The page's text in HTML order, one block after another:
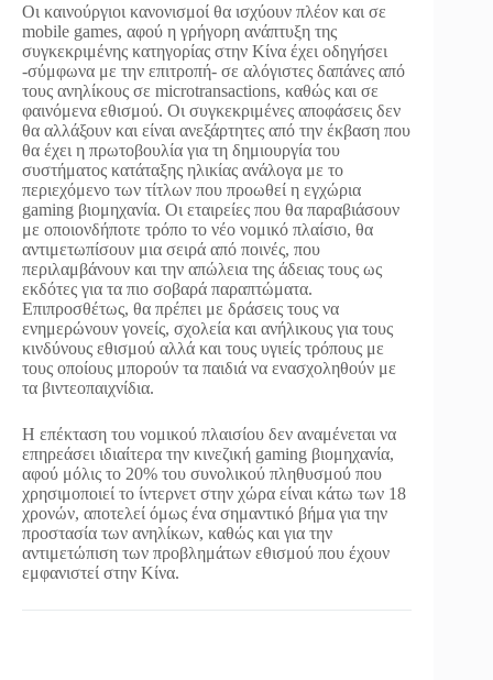
Οι καινούργιοι κανονισμοί θα ισχύουν πλέον και σε
mobile games, αφού η γρήγορη ανάπτυξη της
συγκεκριμένης κατηγορίας στην Κίνα έχει οδηγήσει
-σύμφωνα με την επιτροπή- σε αλόγιστες δαπάνες από
τους ανηλίκους σε microtransactions, καθώς και σε
φαινόμενα εθισμού. Οι συγκεκριμένες αποφάσεις δεν
θα αλλάξουν και είναι ανεξάρτητες από την έκβαση που
θα έχει η πρωτοβουλία για τη δημιουργία του
συστήματος κατάταξης ηλικίας ανάλογα με το
περιεχόμενο των τίτλων που προωθεί η εγχώρια
gaming βιομηχανία. Οι εταιρείες που θα παραβιάσουν
με οποιονδήποτε τρόπο το νέο νομικό πλαίσιο, θα
αντιμετωπίσουν μια σειρά από ποινές, που
περιλαμβάνουν και την απώλεια της άδειας τους ως
εκδότες για τα πιο σοβαρά παραπτώματα.
Επιπροσθέτως, θα πρέπει με δράσεις τους να
ενημερώνουν γονείς, σχολεία και ανήλικους για τους
κινδύνους εθισμού αλλά και τους υγιείς τρόπους με
τους οποίους μπορούν τα παιδιά να ενασχοληθούν με
τα βιντεοπαιχνίδια.
Η επέκταση του νομικού πλαισίου δεν αναμένεται να
επηρεάσει ιδιαίτερα την κινεζική gaming βιομηχανία,
αφού μόλις το 20% του συνολικού πληθυσμού που
χρησιμοποιεί το ίντερνετ στην χώρα είναι κάτω των 18
χρονών, αποτελεί όμως ένα σημαντικό βήμα για την
προστασία των ανηλίκων, καθώς και για την
αντιμετώπιση των προβλημάτων εθισμού που έχουν
εμφανιστεί στην Κίνα.